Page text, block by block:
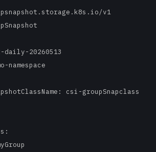
v1
daily-20260513
namespace
csi-groupSnapclass